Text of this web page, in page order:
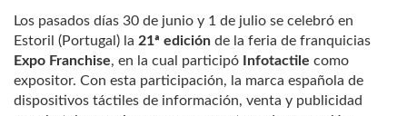
Los pasados días 30 de junio y 1 de julio se celebró en
Estoril (Portugal) la 21ª edición de la feria de franquicias
Expo Franchise, en la cual participó Infotactile como
expositor. Con esta participación, la marca española de
dispositivos táctiles de información, venta y publicidad